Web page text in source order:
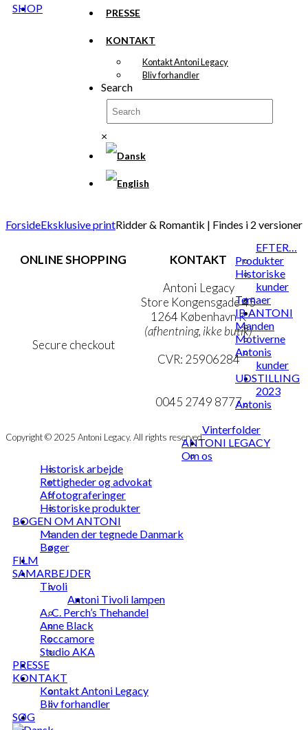
PRESSE
KONTAKT
Kontakt Antoni Legacy
Bliv forhandler
Search
×
ForsideEksklusive printRidder & Romantik | Findes i 2 versioner
varesiden
ONLINE SHOPPING
Secure checkout
KONTAKT
Antoni Legacy
Store Kongensgade 45
1264 København K
(afhentning, ikke butik)
CVR: 25906284
mail@ibantoni.com
0045 2749 8777
Copyright © 2025 Antoni Legacy. All rights reserved
SHOP
EFTER…
Produkter
Historiske
kunder
Temaer
IB ANTONI
Manden
Motiverne
Antonis
kunder
UDSTILLING
2023
Antonis
Vinterfolder
ANTONI LEGACY
Om os
Historisk arbejde
Rettigheder og advokat
Affotograferinger
Historiske produkter
BOGEN OM ANTONI
Manden der tegnede Danmark
Bøger
FILM
SAMARBEJDER
Tivoli
Antoni Tivoli lampen
A. C. Perch’s Thehandel
Anne Black
Roccamore
Studio AKA
PRESSE
KONTAKT
Kontakt Antoni Legacy
Bliv forhandler
SØG